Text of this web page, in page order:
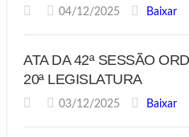
04/12/2025 Baixar
ATA DA 42ª SESSÃO
20ª LEGISLATURA
03/12/2025 Baixar